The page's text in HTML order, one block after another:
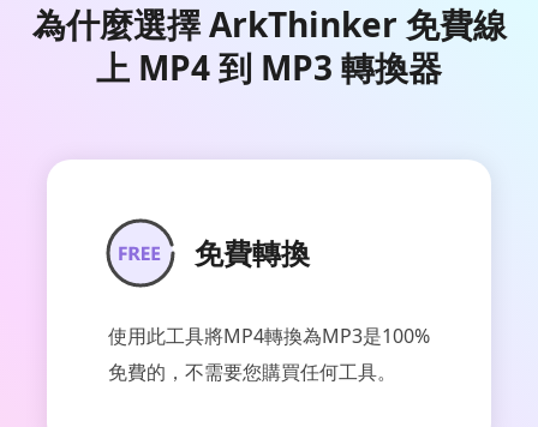
為什麼選擇 ArkThinker 免費線
上 MP4 到 MP3 轉換器
免費轉換
使用此工具將MP4轉換為MP3是100%
免費的，不需要您購買任何工具。